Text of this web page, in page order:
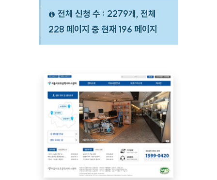
전체 신청 수 : 2279개, 전체
228 페이지 중 현재 196 페이지